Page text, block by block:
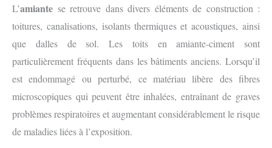
L’amiante se retrouve dans divers éléments de construction :
toitures, canalisations, isolants thermiques et acoustiques, ainsi
que dalles de sol. Les toits en amiante-ciment sont
particulièrement fréquents dans les bâtiments anciens. Lorsqu’il
est endommagé ou perturbé, ce matériau libère des fibres
microscopiques qui peuvent être inhalées, entraînant de graves
problèmes respiratoires et augmentant considérablement le risque
de maladies liées à l’exposition.